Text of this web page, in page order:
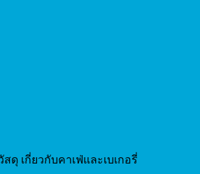
สดุ เกี่ยวกับคาเฟ่และเบเกอรี่